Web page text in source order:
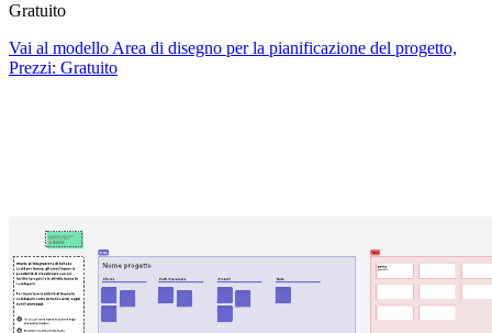
Gratuito
Vai al modello Area di disegno per la pianificazione del progetto,
Prezzi: Gratuito